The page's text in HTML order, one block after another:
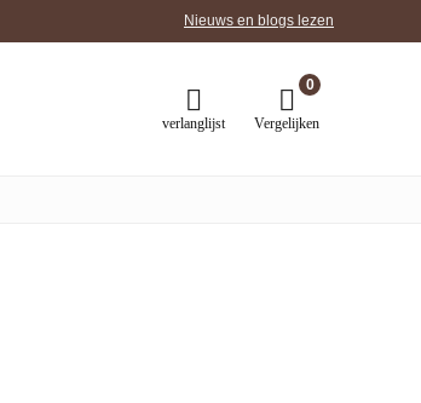
Nieuws en blogs lezen
verlanglijst
0
Vergelijken